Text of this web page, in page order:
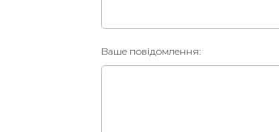
Ваше повідомлення: